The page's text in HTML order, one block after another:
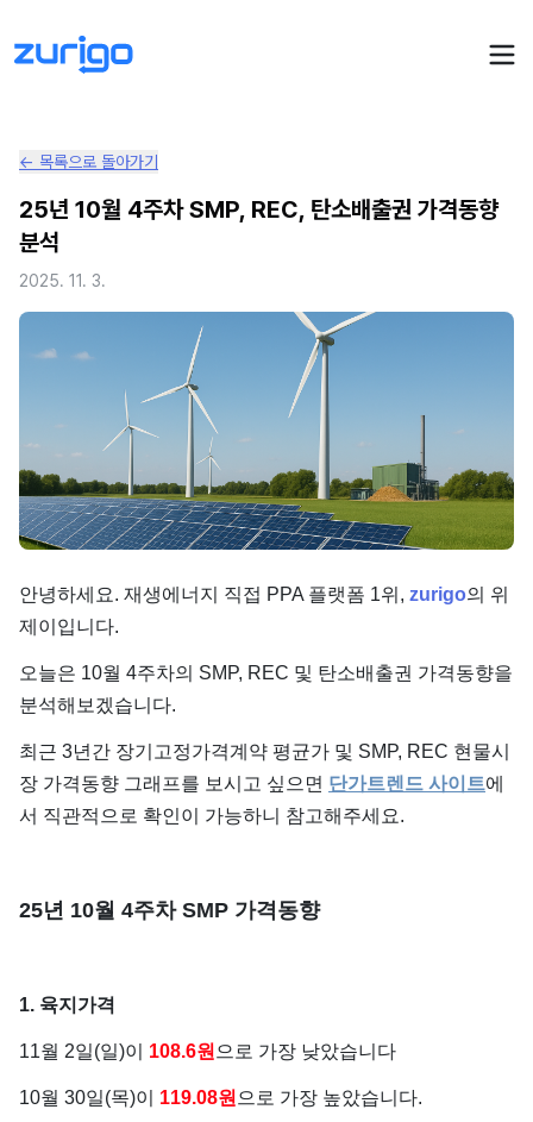
PPA 계약
수요기업 PPA 계산
발전소 PPA 계산
PPA 매칭
PPA 관리
PPA 모니터링
PPA 파트너스
전기요금 시뮬레이션
PPA 매뉴얼
AI 컨설턴트 UPDATED
PPA 플레이
인사이트
성공사례
에너지브리핑
단가
회사소개
← 목록으로 돌아가기
25년 10월 4주차 SMP, REC, 탄소배출권 가격동향
분석
2025. 11. 3.
안녕하세요. 재생에너지 직접 PPA 플랫폼 1위, zurigo의 위
제이입니다.
오늘은 10월 4주차의 SMP, REC 및 탄소배출권 가격동향을
분석해보겠습니다.
최근 3년간 장기고정가격계약 평균가 및 SMP, REC 현물시
장 가격동향 그래프를 보시고 싶으면 단가트렌드 사이트에
서 직관적으로 확인이 가능하니 참고해주세요.
25년 10월 4주차 SMP 가격동향
1. 육지가격
11월 2일(일)이 108.6원 으로 가장 낮았습니다
10월 30일(목)이 119.08원 으로 가장 높았습니다.